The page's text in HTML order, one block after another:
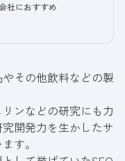
社におすすめ
その他飲料などの製
ンなどの研究にも力
開発力を生かしたサ
す。